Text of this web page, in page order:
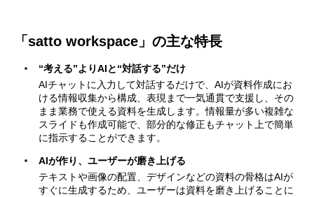
「satto workspace」の主な特長
“考える”よりAIと“対話する”だけ
AIチャットに入力して対話するだけで、AIが資料作成にお
ける情報収集から構成、表現まで一気通貫で支援し、その
まま業務で使える資料を生成します。情報量が多い複雑な
スライドも作成可能で、部分的な修正もチャット上で簡単
に指示することができます。
AIが作り、ユーザーが磨き上げる
テキストや画像の配置、デザインなどの資料の骨格はAIが
すぐに生成するため、ユーザーは資料を磨き上げることに